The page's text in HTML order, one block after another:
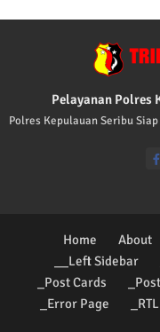
Pelayanan Polres
Polres Kepulauan Seribu
Home About
__Left Sidebar
_Post Cards
_Error Page